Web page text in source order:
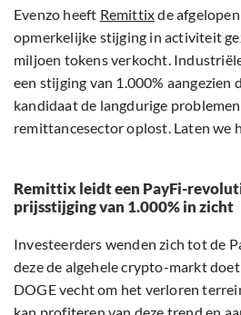
Evenzo heeft Remittixde
opmerkelijke stijging in activiteit
miljoen tokens verkocht.
een stijging van 1.000% aangezien
kandidaat de langdurige
remittancesector oplost. Laten we
Remittix leidt een PayFi-
prijsstijging van 1.000% in zicht
Investeerders wenden zich tot de
deze de algehele crypto-markt
DOGE vecht om het verloren